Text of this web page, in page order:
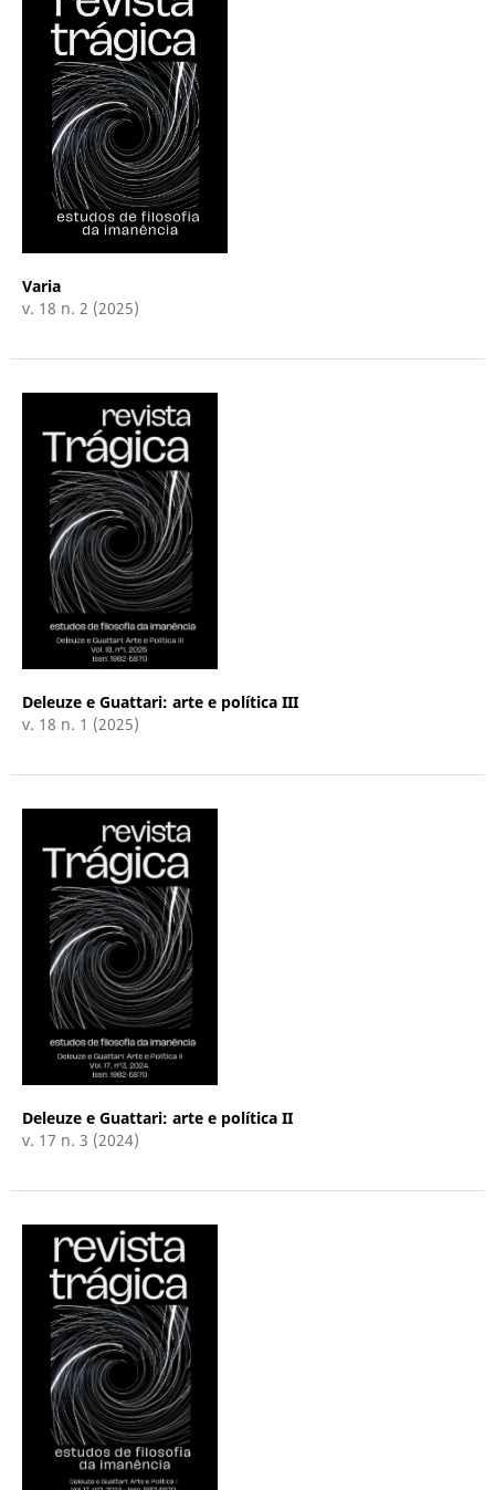
Varia
v. 18 n. 2 (2025)
Deleuze e Guattari: arte e política III
v. 18 n. 1 (2025)
Deleuze e Guattari: arte e política II
v. 17 n. 3 (2024)